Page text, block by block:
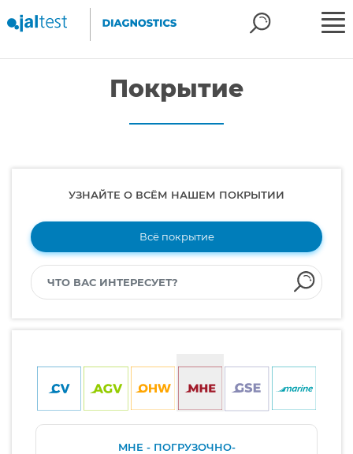
Покрытие
УЗНАЙТЕ О ВСЁМ НАШЕМ ПОКРЫТИИ
Всё покрытие
MHE - ПОГРУЗОЧНО-